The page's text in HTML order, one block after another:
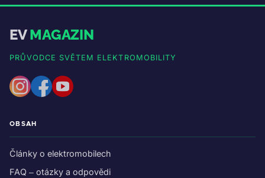
EVMAGAZIN
PRŮVODCE SVĚTEM ELEKTROMOBILITY
OBSAH
Články o elektromobilech
FAQ – otázky a odpovědi